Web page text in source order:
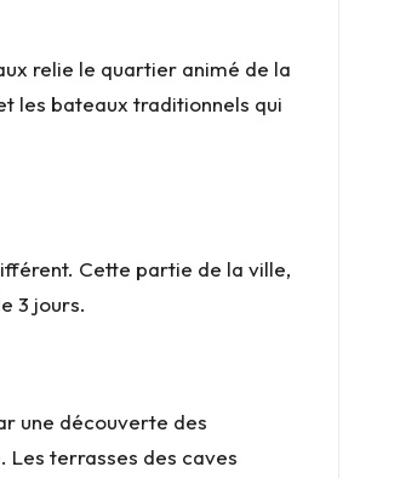
relie le quartier animé de la
les bateaux traditionnels qui
Cette partie de la ville,
3 jours.
une découverte des
Les terrasses des caves